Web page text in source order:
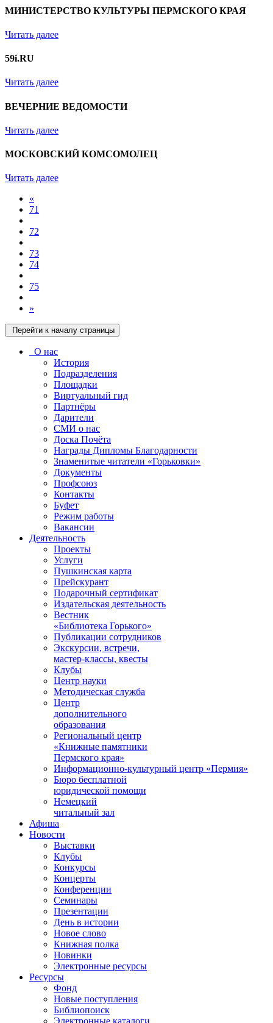
МИНИСТЕРСТВО КУЛЬТУРЫ ПЕРМСКОГО КРАЯ
Читать далее
59i.RU
Читать далее
ВЕЧЕРНИЕ ВЕДОМОСТИ
Читать далее
МОСКОВСКИЙ КОМСОМОЛЕЦ
Читать далее
«
71
72
73
74
75
»
Перейти к началу страницы
О нас
История
Подразделения
Площадки
Виртуальный гид
Партнёры
Дарители
СМИ о нас
Доска Почёта
Награды Дипломы Благодарности
Знаменитые читатели «Горьковки»
Документы
Профсоюз
Контакты
Буфет
Режим работы
Вакансии
Деятельность
Проекты
Услуги
Пушкинская карта
Прейскурант
Подарочный сертификат
Издательская деятельность
Вестник
«Библиотека Горького»
Публикации сотрудников
Экскурсии, встречи,
мастер-классы, квесты
Клубы
Центр науки
Методическая служба
Центр
дополнительного
образования
Региональный центр
«Книжные памятники
Пермского края»
Информационно-культурный центр «Пермия»
Бюро бесплатной
юридической помощи
Немецкий
читальный зал
Афиша
Новости
Выставки
Клубы
Конкурсы
Концерты
Конференции
Семинары
Презентации
День в истории
Новое слово
Книжная полка
Новинки
Электронные ресурсы
Ресурсы
Фонд
Новые поступления
Библиопоиск